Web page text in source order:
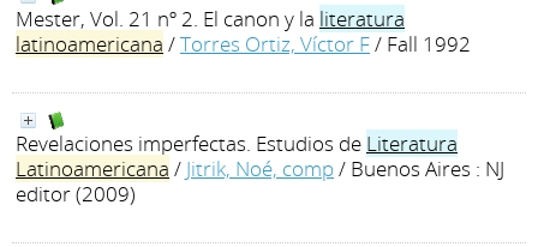
Mester, Vol. 21 nº 2. El canon y la literatura
latinoamericana /Torres Ortiz, Víctor F/ Fall 1992
Revelaciones imperfectas. Estudios de Literatura
Latinoamericana / Jitrik, Noé, comp / Buenos Aires : NJ
editor (2009)